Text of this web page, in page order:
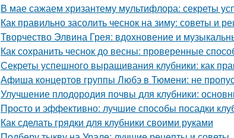
В мае сажаем хризантему мультифлора: секреты
Как правильно засолить чеснок на зиму: советы и
Творчество Элвина Грея: вдохновение и
Как сохранить чеснок до весны: проверенные
Секреты успешного выращивания клубники: как
Афиша концертов группы Любэ в Тюмени: не
Улучшение плодородия почвы для клубники:
Просто и эффективно: лучшие способы посадки
Как сделать грядки для клубники своими руками